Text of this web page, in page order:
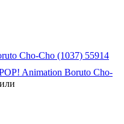
Cho-Cho (1037) 55914
Animation Boruto Cho-